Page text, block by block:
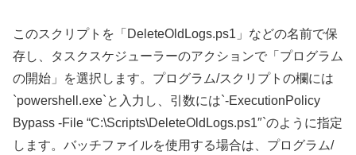
このスクリプトを「DeleteOldLogs.ps1」などの名前で保
存し、タスクスケジューラーのアクションで「プログラム
の開始」を選択します。プログラム/スクリプトの欄には
`powershell.exe`と入力し、引数には`-ExecutionPolicy
Bypass -File “C:\Scripts\DeleteOldLogs.ps1″`のように指定
します。バッチファイルを使用する場合は、プログラム/